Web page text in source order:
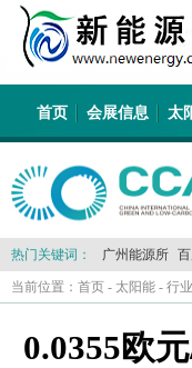
首页 会展信息 太
热门关键词： 广州能源所
当前位置： 首页 - 太阳能 - 行
0.0355欧